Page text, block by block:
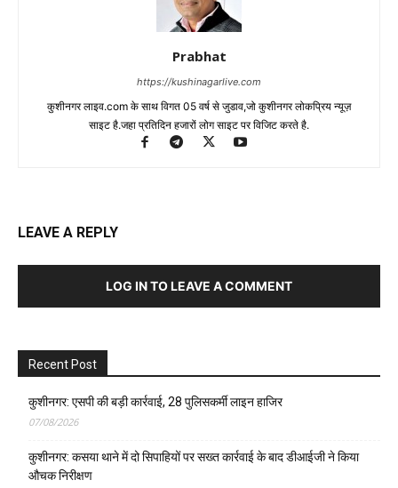
Prabhat
https://kushinagarlive.com
कुशीनगर लाइव.com के साथ विगत 05 वर्ष से जुडाव,जो कुशीनगर लोकप्रिय न्यूज़
साइट है.जहा प्रतिदिन हजारों लोग साइट पर विजिट करते है.
LEAVE A REPLY
LOG IN TO LEAVE A COMMENT
Recent Post
कुशीनगर: एसपी की बड़ी कार्रवाई, 28 पुलिसकर्मी लाइन हाजिर
07/08/2026
कुशीनगर: कसया थाने में दो सिपाहियों पर सख्त कार्रवाई के बाद डीआईजी ने किया
औचक निरीक्षण